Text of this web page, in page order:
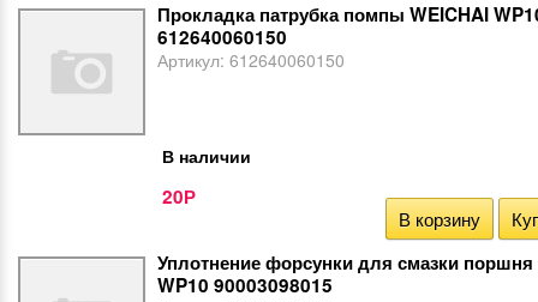
Прокладка патрубка помпы WEICHAI
612640060150
Артикул: 612640060150
В наличии
20Р
В корзину
Уплотнение форсунки для смазки поршня
WP10 90003098015